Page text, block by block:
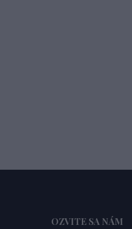
OZVITE SA NÁM